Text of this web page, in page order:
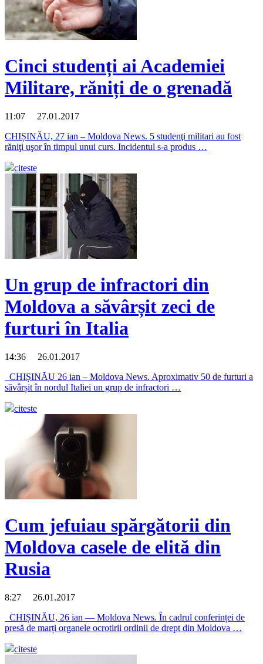
Cinci studenți ai Academiei
Militare, răniți de o grenadă
11:07 27.01.2017
CHIȘINĂU, 27 ian – Moldova News. 5 studenţi militari au fost
răniţi uşor în timpul unui curs. Incidentul s-a produs …
citeste
Un grup de infractori din
Moldova a săvârșit zeci de
furturi în Italia
14:36 26.01.2017
CHIȘINĂU 26 ian – Moldova News. Aproximativ 50 de furturi a
săvârșit în nordul Italiei un grup de infractori …
citeste
Cum jefuiau spărgătorii din
Moldova casele de elită din
Rusia
8:27 26.01.2017
CHIȘINĂU, 26 ian — Moldova News. În cadrul conferinței de
presă de marți organele ocrotirii ordinii de drept din Moldova …
citeste